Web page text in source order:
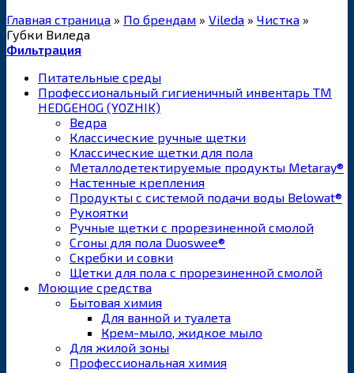
Главная страница » По брендам » Vileda » Чистка »
Губки Виледа
Фильтрация
Питательные среды
Профессиональный гигиеничный инвентарь ТМ
HEDGEHOG (YOZHIK)
Ведра
Классические ручные щетки
Классические щетки для пола
Металлодетектируемые продукты Metaray®
Настенные крепления
Продукты с системой подачи воды Belowat®
Рукоятки
Ручные щетки с прорезиненной смолой
Сгоны для пола Duoswee®
Скребки и совки
Щетки для пола с прорезиненной смолой
Моющие средства
Бытовая химия
Для ванной и туалета
Крем-мыло, жидкое мыло
Для жилой зоны
Профессиональная химия